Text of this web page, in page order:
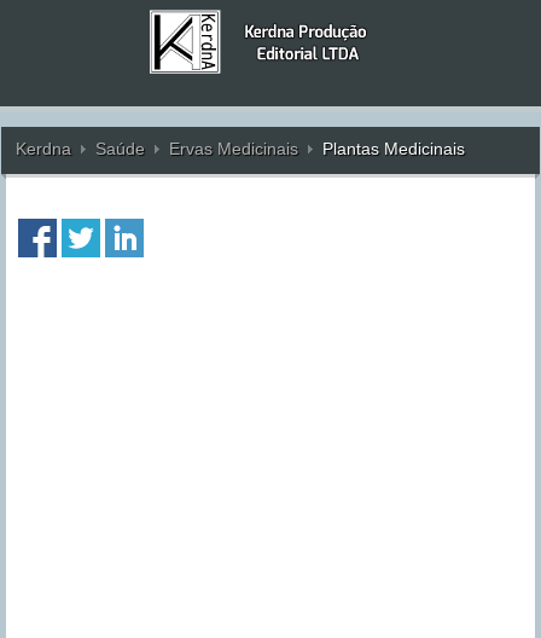
Kerdna Saúde Ervas Medicinais Plantas Medicinais